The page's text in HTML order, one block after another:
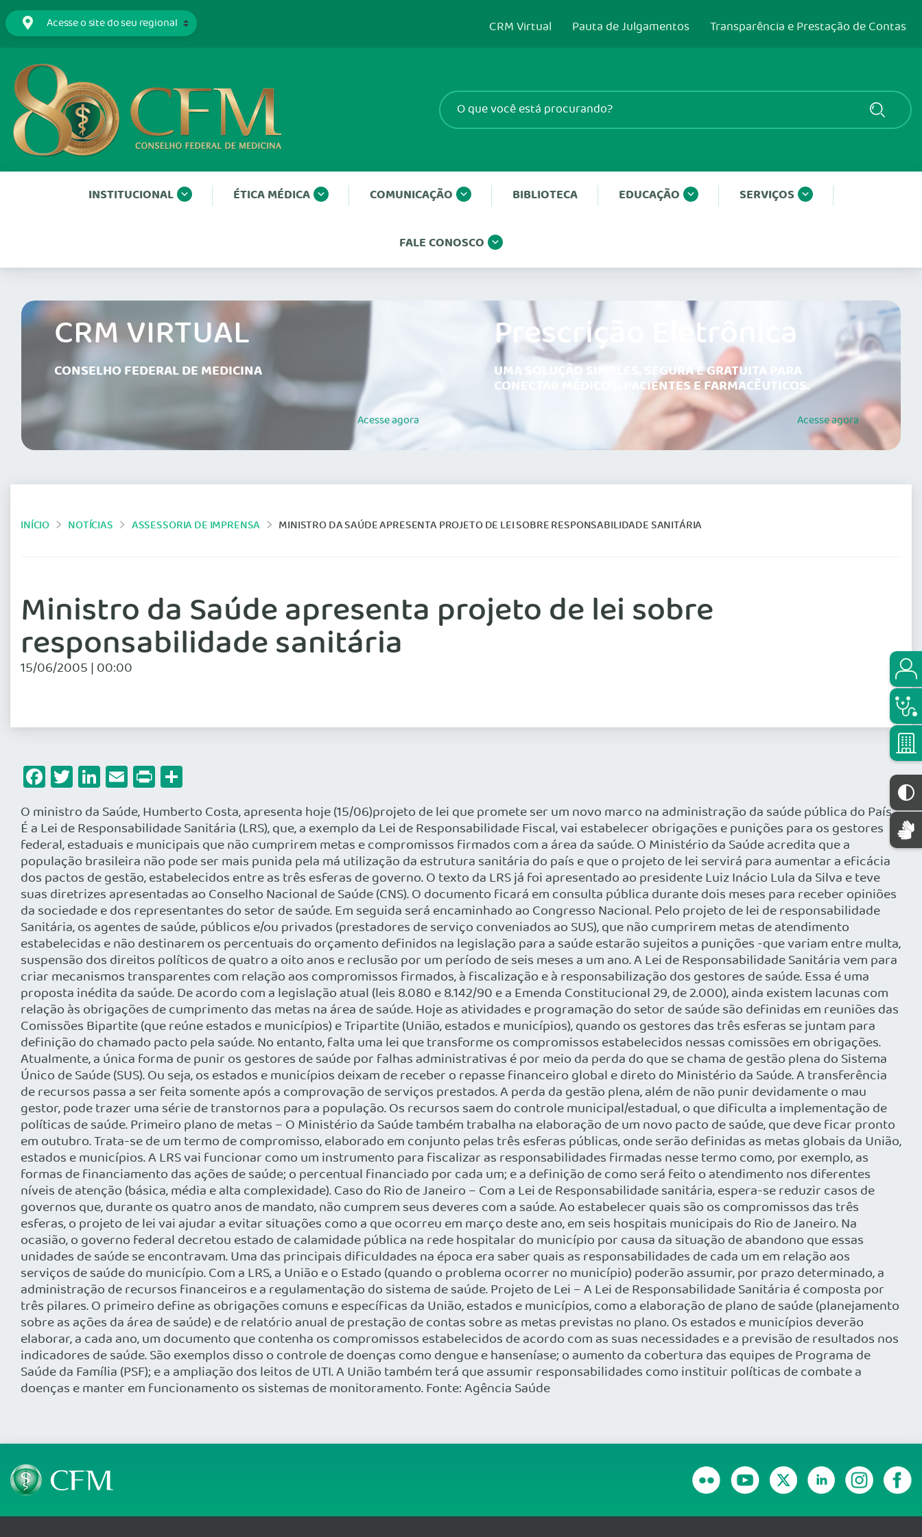
CRM Virtual Pauta de Julgamentos Transparência e Prestação de Contas
INSTITUCIONAL ÉTICA MÉDICA COMUNICAÇÃO BIBLIOTECA EDUCAÇÃO SERVIÇOS
FALE CONOSCO
CRM VIRTUAL
CONSELHO FEDERAL DE MEDICINA
Acesseagora
Prescrição Eletrônica
UMA SOLUÇÃO SIMPLES, SEGURA E GRATUITA PARA
CONECTAR MÉDICOS, PACIENTES E FARMACÊUTICOS.
Acesseagora
INÍCIO NOTÍCIAS ASSESSORIA DE IMPRENSA MINISTRO DA SAÚDE APRESENTA PROJETO DE LEI SOBRE RESPONSABILIDADE SANITÁRIA
Ministro da Saúde apresenta projeto de lei sobre
responsabilidade sanitária
15/06/2005 | 00:00
Facebook
Twitter
LinkedIn
Email
Print
O ministro da Saúde, Humberto Costa, apresenta hoje (15/06)projeto de lei que promete ser um novo marco na administração da saúde pública do País.
É a Lei de Responsabilidade Sanitária (LRS), que, a exemplo da Lei de Responsabilidade Fiscal, vai estabelecer obrigações e punições para os gestores
federal, estaduais e municipais que não cumprirem metas e compromissos firmados com a área da saúde. O Ministério da Saúde acredita que a
população brasileira não pode ser mais punida pela má utilização da estrutura sanitária do país e que o projeto de lei servirá para aumentar a eficácia
dos pactos de gestão, estabelecidos entre as três esferas de governo. O texto da LRS já foi apresentado ao presidente Luiz Inácio Lula da Silva e teve
suas diretrizes apresentadas ao Conselho Nacional de Saúde (CNS). O documento ficará em consulta pública durante dois meses para receber opiniões
da sociedade e dos representantes do setor de saúde. Em seguida será encaminhado ao Congresso Nacional. Pelo projeto de lei de responsabilidade
Sanitária, os agentes de saúde, públicos e/ou privados (prestadores de serviço conveniados ao SUS), que não cumprirem metas de atendimento
estabelecidas e não destinarem os percentuais do orçamento definidos na legislação para a saúde estarão sujeitos a punições -que variam entre multa,
suspensão dos direitos políticos de quatro a oito anos e reclusão por um período de seis meses a um ano. A Lei de Responsabilidade Sanitária vem para
criar mecanismos transparentes com relação aos compromissos firmados, à fiscalização e à responsabilização dos gestores de saúde. Essa é uma
proposta inédita da saúde. De acordo com a legislação atual (leis 8.080 e 8.142/90 e a Emenda Constitucional 29, de 2.000), ainda existem lacunas com
relação às obrigações de cumprimento das metas na área de saúde. Hoje as atividades e programação do setor de saúde são definidas em reuniões das
Comissões Bipartite (que reúne estados e municípios) e Tripartite (União, estados e municípios), quando os gestores das três esferas se juntam para
definição do chamado pacto pela saúde. No entanto, falta uma lei que transforme os compromissos estabelecidos nessas comissões em obrigações.
Atualmente, a única forma de punir os gestores de saúde por falhas administrativas é por meio da perda do que se chama de gestão plena do Sistema
Único de Saúde (SUS). Ou seja, os estados e municípios deixam de receber o repasse financeiro global e direto do Ministério da Saúde. A transferência
de recursos passa a ser feita somente após a comprovação de serviços prestados. A perda da gestão plena, além de não punir devidamente o mau
gestor, pode trazer uma série de transtornos para a população. Os recursos saem do controle municipal/estadual, o que dificulta a implementação de
políticas de saúde. Primeiro plano de metas – O Ministério da Saúde também trabalha na elaboração de um novo pacto de saúde, que deve ficar pronto
em outubro. Trata-se de um termo de compromisso, elaborado em conjunto pelas três esferas públicas, onde serão definidas as metas globais da União,
estados e municípios. A LRS vai funcionar como um instrumento para fiscalizar as responsabilidades firmadas nesse termo como, por exemplo, as
formas de financiamento das ações de saúde; o percentual financiado por cada um; e a definição de como será feito o atendimento nos diferentes
níveis de atenção (básica, média e alta complexidade). Caso do Rio de Janeiro – Com a Lei de Responsabilidade sanitária, espera-se reduzir casos de
governos que, durante os quatro anos de mandato, não cumprem seus deveres com a saúde. Ao estabelecer quais são os compromissos das três
esferas, o projeto de lei vai ajudar a evitar situações como a que ocorreu em março deste ano, em seis hospitais municipais do Rio de Janeiro. Na
ocasião, o governo federal decretou estado de calamidade pública na rede hospitalar do município por causa da situação de abandono que essas
unidades de saúde se encontravam. Uma das principais dificuldades na época era saber quais as responsabilidades de cada um em relação aos
serviços de saúde do município. Com a LRS, a União e o Estado (quando o problema ocorrer no município) poderão assumir, por prazo determinado, a
administração de recursos financeiros e a regulamentação do sistema de saúde. Projeto de Lei – A Lei de Responsabilidade Sanitária é composta por
três pilares. O primeiro define as obrigações comuns e específicas da União, estados e municípios, como a elaboração de plano de saúde (planejamento
sobre as ações da área de saúde) e de relatório anual de prestação de contas sobre as metas previstas no plano. Os estados e municípios deverão
elaborar, a cada ano, um documento que contenha os compromissos estabelecidos de acordo com as suas necessidades e a previsão de resultados nos
indicadores de saúde. São exemplos disso o controle de doenças como dengue e hanseníase; o aumento da cobertura das equipes de Programa de
Saúde da Família (PSF); e a ampliação dos leitos de UTI. A União também terá que assumir responsabilidades como instituir políticas de combate a
doenças e manter em funcionamento os sistemas de monitoramento. Fonte: Agência Saúde